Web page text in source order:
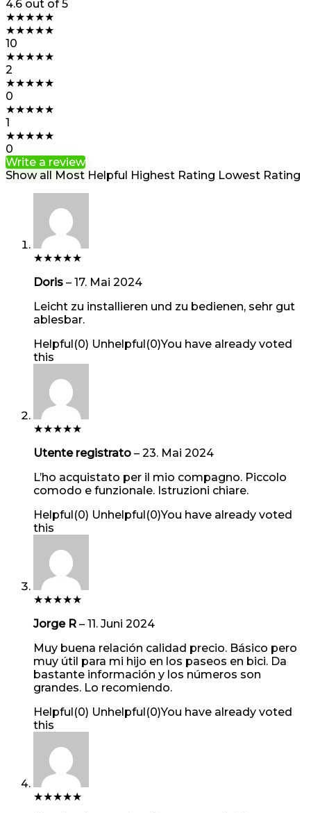
4.6 out of 5
★★★★★
★★★★★
10
★★★★★
2
★★★★★
0
★★★★★
1
★★★★★
0
Write a review
Show all Most Helpful Highest Rating Lowest Rating
★★★★★
Doris – 17. Mai 2024
Leicht zu installieren und zu bedienen, sehr gut
ablesbar.
Helpful(0) Unhelpful(0)You have already voted
this
★★★★★
Utente registrato – 23. Mai 2024
L’ho acquistato per il mio compagno. Piccolo
comodo e funzionale. Istruzioni chiare.
Helpful(0) Unhelpful(0)You have already voted
this
★★★★★
Jorge R – 11. Juni 2024
Muy buena relación calidad precio. Básico pero
muy útil para mi hijo en los paseos en bici. Da
bastante información y los números son
grandes. Lo recomiendo.
Helpful(0) Unhelpful(0)You have already voted
this
★★★★★